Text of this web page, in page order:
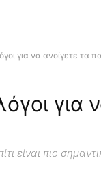
για να ανοίγετε
είναι πιο